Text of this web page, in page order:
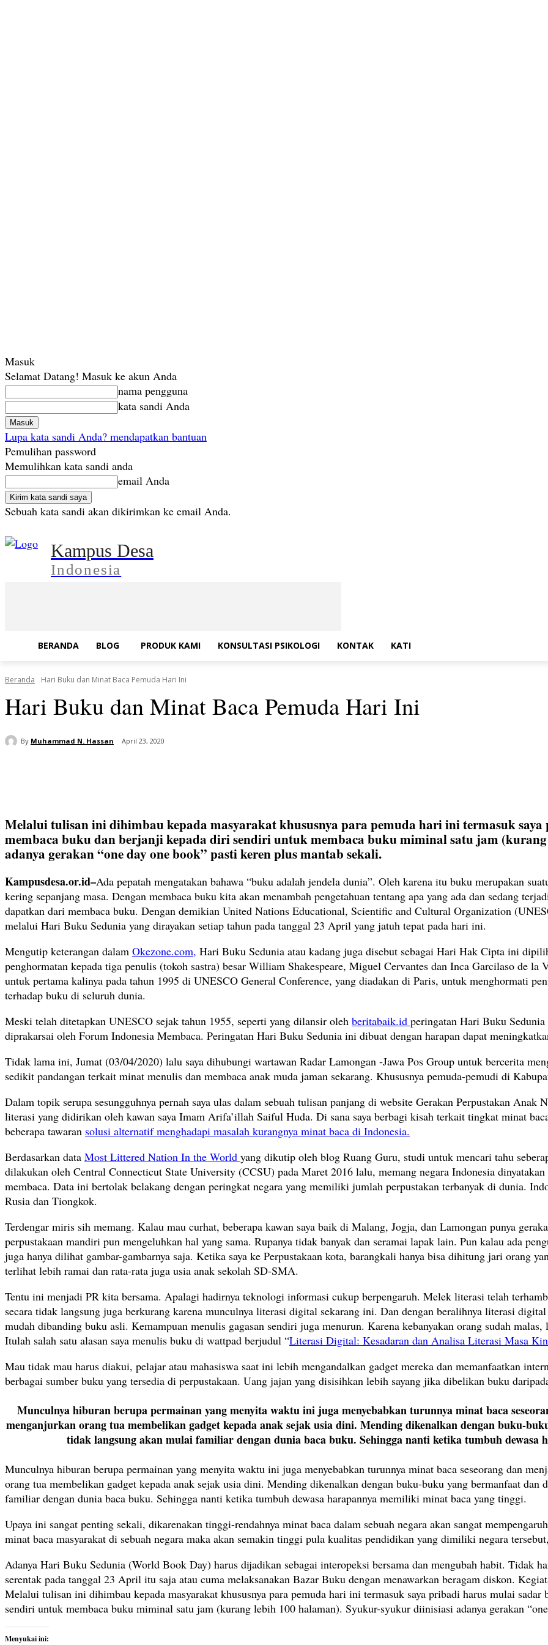
Masuk
Selamat Datang! Masuk ke akun Anda
nama pengguna
kata sandi Anda
Lupa kata sandi Anda? mendapatkan bantuan
Pemulihan password
Memulihkan kata sandi anda
email Anda
Sebuah kata sandi akan dikirimkan ke email Anda.
Kampus Desa
Indonesia
BERANDA BLOG PRODUK KAMI KONSULTASI PSIKOLOGI KONTAK KATI
Beranda Hari Buku dan Minat Baca Pemuda Hari Ini
Hari Buku dan Minat Baca Pemuda Hari Ini
By Muhammad N. Hassan April 23, 2020
Melalui tulisan ini dihimbau kepada masyarakat khususnya para pemuda hari ini termasuk
membaca buku dan berjanji kepada diri sendiri untuk membaca buku miminal satu jam
adanya gerakan “one day one book” pasti keren plus mantab sekali.
Kampusdesa.or.id–Ada pepatah mengatakan bahawa “buku adalah jendela dunia”. Oleh karena itu buku merupakan
kering sepanjang masa. Dengan membaca buku kita akan menambah pengetahuan tentang apa yang ada dan sedang
dapatkan dari membaca buku. Dengan demikian United Nations Educational, Scientific and Cultural Organization
melalui Hari Buku Sedunia yang dirayakan setiap tahun pada tanggal 23 April yang jatuh tepat pada hari ini.
Mengutip keterangan dalam Okezone.com, Hari Buku Sedunia atau kadang juga disebut sebagai Hari Hak Cipta ini
penghormatan kepada tiga penulis (tokoh sastra) besar William Shakespeare, Miguel Cervantes dan Inca Garcilaso de
untuk pertama kalinya pada tahun 1995 di UNESCO General Conference, yang diadakan di Paris, untuk menghormati
terhadap buku di seluruh dunia.
Meski telah ditetapkan UNESCO sejak tahun 1955, seperti yang dilansir oleh beritabaik.id peringatan Hari Buku
diprakarsai oleh Forum Indonesia Membaca. Peringatan Hari Buku Sedunia ini dibuat dengan harapan dapat
Tidak lama ini, Jumat (03/04/2020) lalu saya dihubungi wartawan Radar Lamongan -Jawa Pos Group untuk bercerita
sedikit pandangan terkait minat menulis dan membaca anak muda jaman sekarang. Khususnya pemuda-pemudi di
Dalam topik serupa sesungguhnya pernah saya ulas dalam sebuah tulisan panjang di website Gerakan Perpustakan
literasi yang didirikan oleh kawan saya Imam Arifa’illah Saiful Huda. Di sana saya berbagi kisah terkait tingkat minat
beberapa tawaran solusi alternatif menghadapi masalah kurangnya minat baca di Indonesia.
Berdasarkan data Most Littered Nation In the World yang dikutip oleh blog Ruang Guru, studi untuk mencari tahu
dilakukan oleh Central Connecticut State University (CCSU) pada Maret 2016 lalu, memang negara Indonesia
membaca. Data ini bertolak belakang dengan peringkat negara yang memiliki jumlah perpustakan terbanyak di dunia.
Rusia dan Tiongkok.
Terdengar miris sih memang. Kalau mau curhat, beberapa kawan saya baik di Malang, Jogja, dan Lamongan punya
perpustakaan mandiri pun mengeluhkan hal yang sama. Rupanya tidak banyak dan seramai lapak lain. Pun kalau ada
juga hanya dilihat gambar-gambarnya saja. Ketika saya ke Perpustakaan kota, barangkali hanya bisa dihitung jari orang
terlihat lebih ramai dan rata-rata juga usia anak sekolah SD-SMA.
Tentu ini menjadi PR kita bersama. Apalagi hadirnya teknologi informasi cukup berpengaruh. Melek literasi telah
secara tidak langsung juga berkurang karena munculnya literasi digital sekarang ini. Dan dengan beralihnya literasi
mudah dibanding buku asli. Kemampuan menulis gagasan sendiri juga menurun. Karena kebanyakan orang sudah
Itulah salah satu alasan saya menulis buku di wattpad berjudul “Literasi Digital: Kesadaran dan Analisa Literasi Masa
Mau tidak mau harus diakui, pelajar atau mahasiswa saat ini lebih mengandalkan gadget mereka dan memanfaatkan
berbagai sumber buku yang tersedia di perpustakaan. Uang jajan yang disisihkan lebih sayang jika dibelikan buku
Munculnya hiburan berupa permainan yang menyita waktu ini juga menyebabkan turunnya minat baca
menganjurkan orang tua membelikan gadget kepada anak sejak usia dini. Mending dikenalkan dengan buku-
tidak langsung akan mulai familiar dengan dunia baca buku. Sehingga nanti ketika tumbuh dewasa
Munculnya hiburan berupa permainan yang menyita waktu ini juga menyebabkan turunnya minat baca seseorang dan
orang tua membelikan gadget kepada anak sejak usia dini. Mending dikenalkan dengan buku-buku yang bermanfaat
familiar dengan dunia baca buku. Sehingga nanti ketika tumbuh dewasa harapannya memiliki minat baca yang tinggi.
Upaya ini sangat penting sekali, dikarenakan tinggi-rendahnya minat baca dalam sebuah negara akan sangat
minat baca masyarakat di sebuah negara maka akan semakin tinggi pula kualitas pendidikan yang dimiliki negara
Adanya Hari Buku Sedunia (World Book Day) harus dijadikan sebagai interopeksi bersama dan mengubah habit. Tidak
serentak pada tanggal 23 April itu saja atau cuma melaksanakan Bazar Buku dengan menawarkan beragam diskon.
Melalui tulisan ini dihimbau kepada masyarakat khususnya para pemuda hari ini termasuk saya pribadi harus mulai
sendiri untuk membaca buku miminal satu jam (kurang lebih 100 halaman). Syukur-syukur diinisiasi adanya gerakan
Menyukai ini: